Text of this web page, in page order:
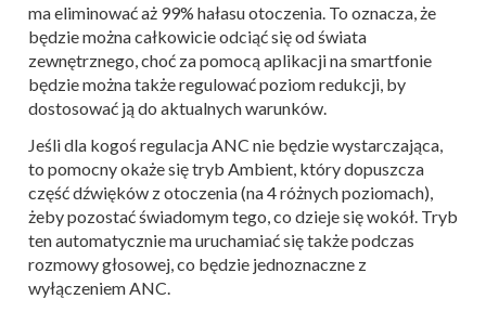
ma eliminować aż 99% hałasu otoczenia. To oznacza, że
będzie można całkowicie odciąć się od świata
zewnętrznego, choć za pomocą aplikacji na smartfonie
będzie można także regulować poziom redukcji, by
dostosować ją do aktualnych warunków.
Jeśli dla kogoś regulacja ANC nie będzie wystarczająca,
to pomocny okaże się tryb Ambient, który dopuszcza
część dźwięków z otoczenia (na 4 różnych poziomach),
żeby pozostać świadomym tego, co dzieje się wokół. Tryb
ten automatycznie ma uruchamiać się także podczas
rozmowy głosowej, co będzie jednoznaczne z
wyłączeniem ANC.